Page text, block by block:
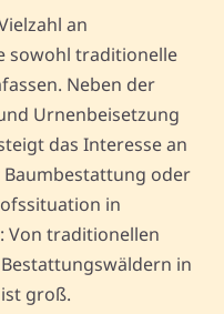
an
sowohl traditionelle
Neben der
Urnenbeisetzung
das Interesse an
oder
in
Von traditionellen
in
groß.